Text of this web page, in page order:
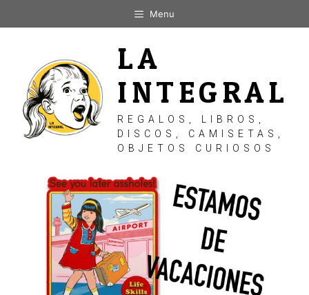
al
Menu
LA
INTEGRAL
REGALOS, LIBROS,
DISCOS, CAMISETAS,
OBJETOS CURIOSOS